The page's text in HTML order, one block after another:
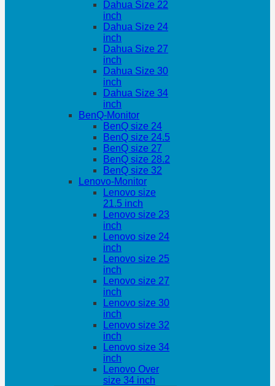
Dahua Size 22
inch
Dahua Size 24
inch
Dahua Size 27
inch
Dahua Size 30
inch
Dahua Size 34
inch
BenQ-Monitor
BenQ size 24
BenQ size 24.5
BenQ size 27
BenQ size 28.2
BenQ size 32
Lenovo-Monitor
Lenovo size
21.5 inch
Lenovo size 23
inch
Lenovo size 24
inch
Lenovo size 25
inch
Lenovo size 27
inch
Lenovo size 30
inch
Lenovo size 32
inch
Lenovo size 34
inch
Lenovo Over
size 34 inch